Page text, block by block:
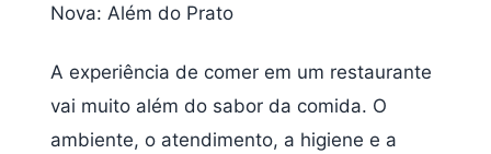
Nova: Além do Prato
A experiência de comer em um restaurante
vai muito além do sabor da comida. O
ambiente, o atendimento, a higiene e a